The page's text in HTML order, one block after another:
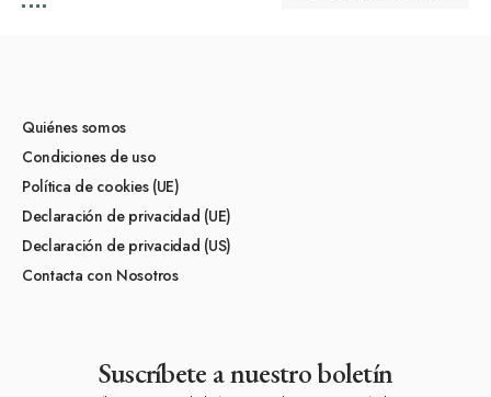
Quiénes somos
Condiciones de uso
Política de cookies (UE)
Declaración de privacidad (UE)
Declaración de privacidad (US)
Contacta con Nosotros
Suscríbete a nuestro boletín